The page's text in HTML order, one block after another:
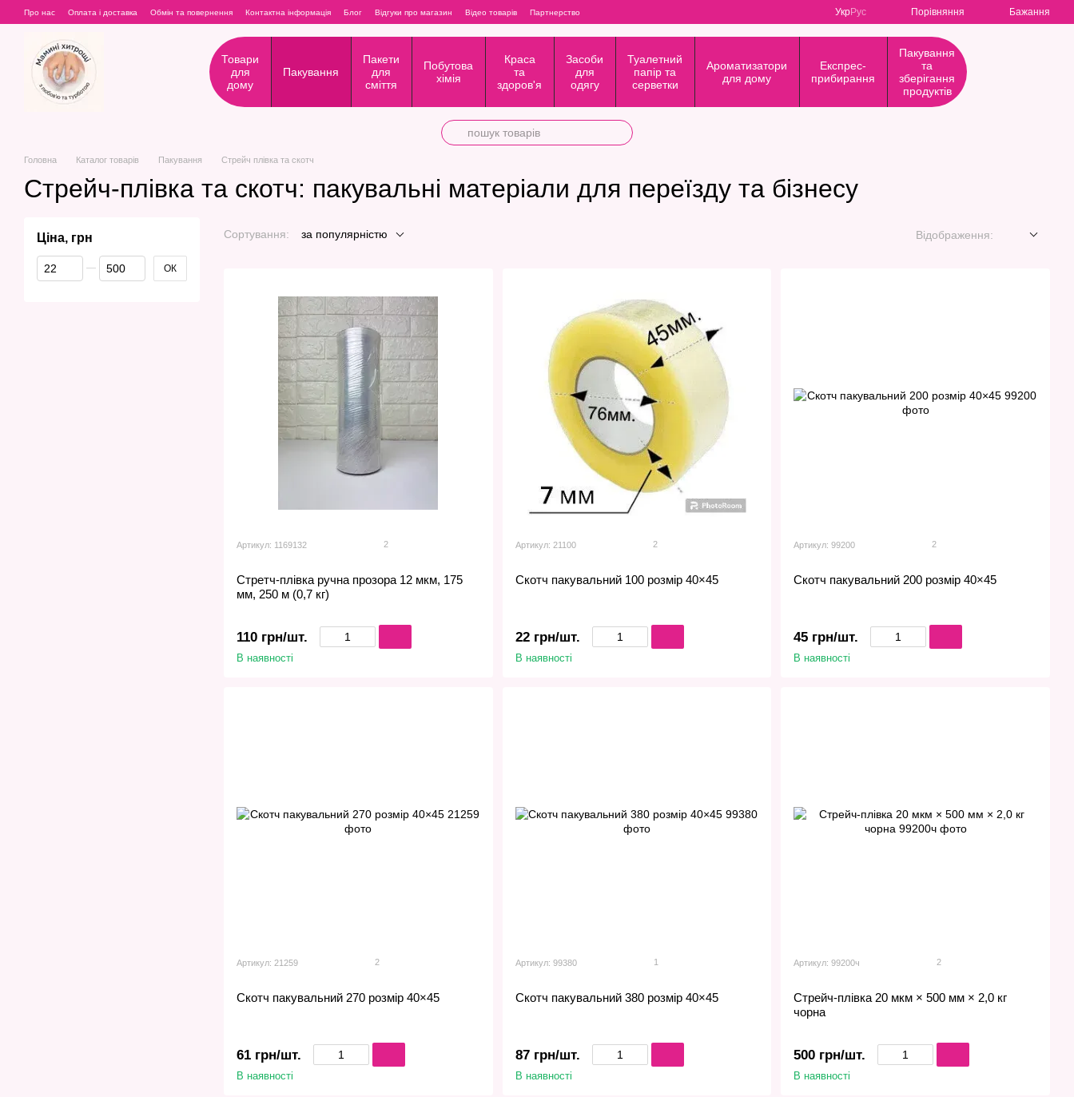
Перейти до основного контенту
Про нас Оплата і доставка Обмін та повернення Контактна інформація Блог Відгуки про магазин Відео товарів Партнерство УкрРус Порівняння Бажання
Товари
для
дому
Пакування
Пакети
для
сміття
Побутова
хімія
Краса
та
здоров'я
Засоби
для
одягу
Туалетний
папір та
серветки
Ароматизатори
для дому
Експрес-
прибирання
Пакування
та
зберігання
продуктів
Головна Каталог товарів Пакування Стрейч плівка та скотч
Стрейч-плівка та скотч: пакувальні матеріали для переїзду та бізнесу
Сортування: за популярністю Відображення:
Артикул: 1169132 2
Стретч-плівка ручна прозора 12 мкм, 175
мм, 250 м (0,7 кг)
110 грн/шт.
В наявності
Артикул: 21100 2
Скотч пакувальний 100 розмір 40×45
22 грн/шт.
В наявності
Артикул: 99200 2
Скотч пакувальний 200 розмір 40×45
45 грн/шт.
В наявності
Артикул: 21259 2
Скотч пакувальний 270 розмір 40×45
61 грн/шт.
В наявності
Артикул: 99380 1
Скотч пакувальний 380 розмір 40×45
87 грн/шт.
В наявності
Артикул: 99200ч 2
Стрейч-плівка 20 мкм × 500 мм × 2,0 кг
чорна
500 грн/шт.
В наявності
Ціна, грн
Від Ціна, грн
До Ціна, грн ОК